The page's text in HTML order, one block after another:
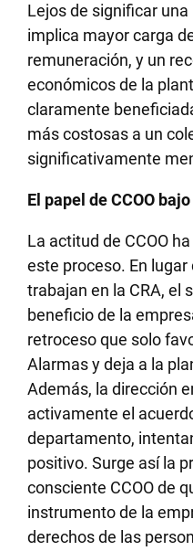
Lejos de significar
implica mayor carga
remuneración, y un
económicos de la
claramente
más costosas a un
significativamente
El papel de CCOO
La actitud de CCOO
este proceso. En
trabajan en la CRA, el
beneficio de la
retroceso que solo
Alarmas y deja a la
Además, la dirección
activamente el
departamento,
positivo. Surge así la
consciente CCOO de
instrumento de la
derechos de las